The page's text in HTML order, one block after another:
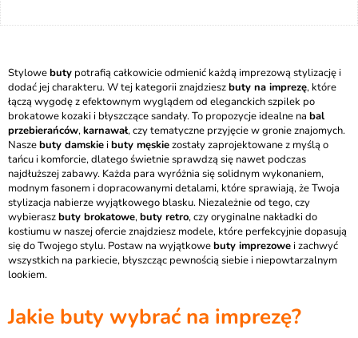
Stylowebuty potrafią całkowicie odmienić każdą imprezową stylizację i
dodać jej charakteru. W tej kategorii znajdzieszbuty na imprezę, które
łączą wygodę z efektownym wyglądem od eleganckich szpilek po
brokatowe kozaki i błyszczące sandały. To propozycje idealne na bal
przebierańców,karnawał, czy tematyczne przyjęcie w gronie znajomych.
Naszebuty damskie ibuty męskiezostały zaprojektowane z myślą o
tańcu i komforcie, dlatego świetnie sprawdzą się nawet podczas
najdłuższej zabawy. Każda para wyróżnia się solidnym wykonaniem,
modnym fasonem i dopracowanymi detalami, które sprawiają, że Twoja
stylizacja nabierze wyjątkowego blasku. Niezależnie od tego, czy
wybieraszbuty brokatowe,buty retro, czy oryginalne nakładki do
kostiumu w naszej ofercie znajdziesz modele, które perfekcyjnie dopasują
się do Twojego stylu. Postaw na wyjątkowebuty imprezowe i zachwyć
wszystkich na parkiecie, błyszcząc pewnością siebie i niepowtarzalnym
lookiem.
Jakie buty wybrać na imprezę?